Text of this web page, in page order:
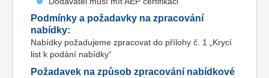
Podmínky a požadavky na zpracování
nabídky:
Nabídky požadujeme zpracovat do přílohy č. 1 „Krycí
list k podání nabídky“
Požadavek na způsob zpracování nabídkové